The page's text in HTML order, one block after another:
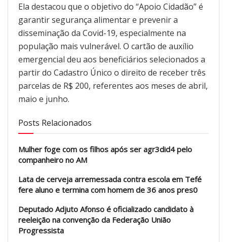
Ela destacou que o objetivo do “Apoio Cidadão” é
garantir segurança alimentar e prevenir a
disseminação da Covid-19, especialmente na
população mais vulnerável. O cartão de auxílio
emergencial deu aos beneficiários selecionados a
partir do Cadastro Único o direito de receber três
parcelas de R$ 200, referentes aos meses de abril,
maio e junho.
Posts Relacionados
Mulher foge com os filhos após ser agr3did4 pelo
companheiro no AM
Lata de cerveja arremessada contra escola em Tefé
fere aluno e termina com homem de 36 anos pres0
Deputado Adjuto Afonso é oficializado candidato à
reeleição na convenção da Federação União
Progressista